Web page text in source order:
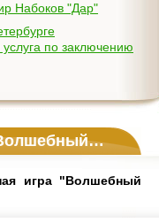
Набоков "Дар"
услуга по заключению
народных сказок"
игра "Волшебный